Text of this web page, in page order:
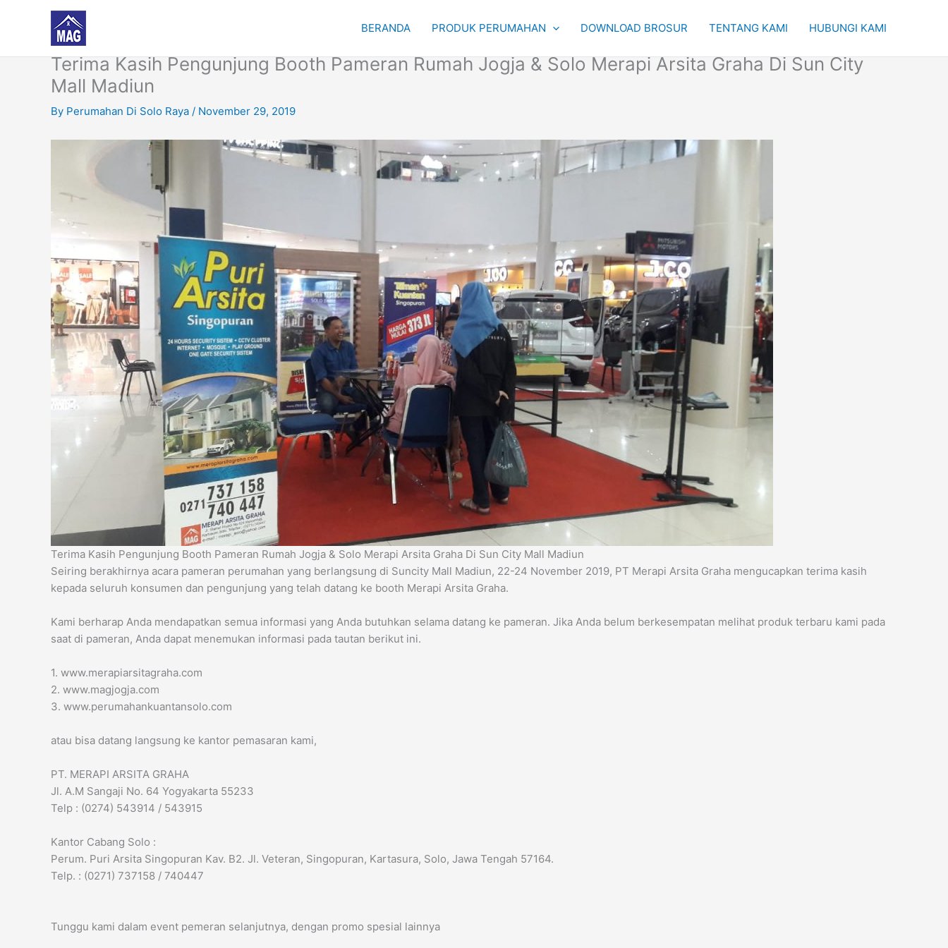
BERANDA PRODUK PERUMAHAN DOWNLOAD BROSUR TENTANG KAMI HUBUNGI KAMI
Terima Kasih Pengunjung Booth Pameran Rumah Jogja & Solo Merapi Arsita Graha Di Sun City
Mall Madiun
By Perumahan Di Solo Raya / November 29, 2019
Terima Kasih Pengunjung Booth Pameran Rumah Jogja & Solo Merapi Arsita Graha Di Sun City Mall Madiun
Seiring berakhirnya acara pameran perumahan yang berlangsung di Suncity Mall Madiun, 22-24 November 2019, PT Merapi Arsita Graha mengucapkan terima kasih
kepada seluruh konsumen dan pengunjung yang telah datang ke booth Merapi Arsita Graha.
Kami berharap Anda mendapatkan semua informasi yang Anda butuhkan selama datang ke pameran. Jika Anda belum berkesempatan melihat produk terbaru kami pada
saat di pameran, Anda dapat menemukan informasi pada tautan berikut ini.
1. www.merapiarsitagraha.com
2. www.magjogja.com
3. www.perumahankuantansolo.com
atau bisa datang langsung ke kantor pemasaran kami,
PT. MERAPI ARSITA GRAHA
Jl. A.M Sangaji No. 64 Yogyakarta 55233
Telp : (0274) 543914 / 543915
Kantor Cabang Solo :
Perum. Puri Arsita Singopuran Kav. B2. Jl. Veteran, Singopuran, Kartasura, Solo, Jawa Tengah 57164.
Telp. : (0271) 737158 / 740447
Tunggu kami dalam event pemeran selanjutnya, dengan promo spesial lainnya